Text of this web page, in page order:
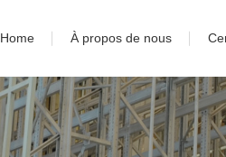
Home À propos de nous